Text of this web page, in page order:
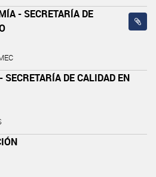
- SECRETARÍA DE
DE CALIDAD EN